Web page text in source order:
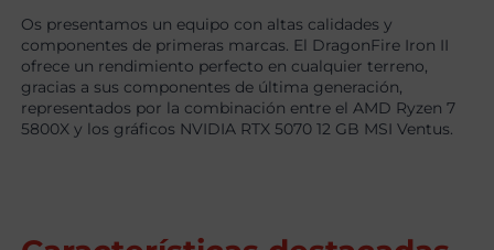
Os presentamos un equipo con altas calidades y
componentes de primeras marcas. El DragonFire Iron II
ofrece un rendimiento perfecto en cualquier terreno,
gracias a sus componentes de última generación,
representados por la combinación entre el AMD Ryzen 7
5800X y los gráficos NVIDIA RTX 5070 12 GB MSI Ventus.